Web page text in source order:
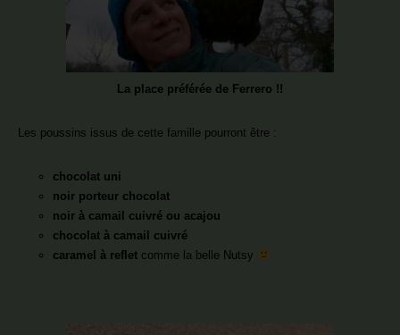
La place préférée de Ferrero !!
Les poussins issus de cette famille pourront être :
chocolat uni
noir porteur chocolat
noir à camail cuivré ou acajou
chocolat à camail cuivré
caramel à reflet comme la belle Nutsy